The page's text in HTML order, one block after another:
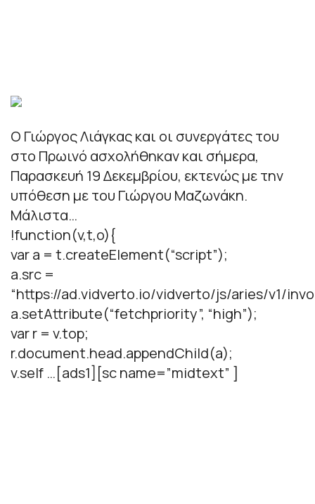
Ο Γιώργος Λιάγκας και οι συνεργάτες του
στο Πρωινό ασχολήθηκαν και σήμερα,
Παρασκευή 19 Δεκεμβρίου, εκτενώς με την
υπόθεση με του Γιώργου Μαζωνάκη.
Μάλιστα…
!function(v,t,o){
var a = t.createElement(“script”);
a.src =
“https://ad.vidverto.io/vidverto/js/aries/v1/
a.setAttribute(“fetchpriority”, “high”);
var r = v.top;
r.document.head.appendChild(a);
v.self …[ads1][sc name=”midtext” ]